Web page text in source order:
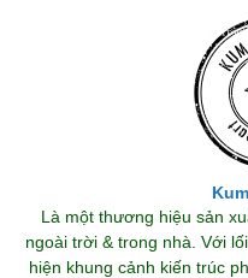
Là một thương hiệu sản
ngoài trời & trong nhà. Với
hiện khung cảnh kiến trúc